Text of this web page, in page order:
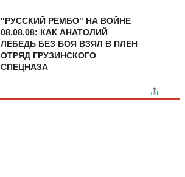
"РУССКИЙ РЕМБО" НА ВОЙНЕ
08.08.08: КАК АНАТОЛИЙ
ЛЕБЕДЬ БЕЗ БОЯ ВЗЯЛ В ПЛЕН
ОТРЯД ГРУЗИНСКОГО
СПЕЦНАЗА